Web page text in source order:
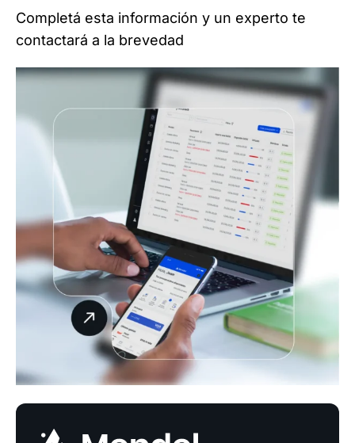
Completá esta información y un experto te
contactará a la brevedad